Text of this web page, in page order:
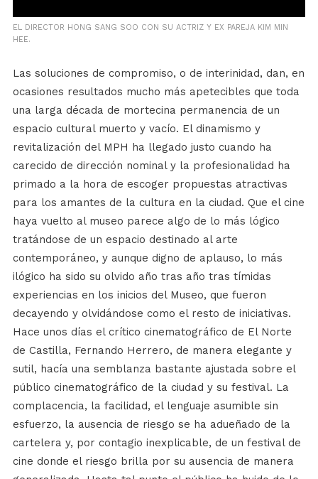
EL DIRECTOR HONG SANG SOO CON SU ACTRIZ Y EX PAREJA KIM MIN
HEE.
Las soluciones de compromiso, o de interinidad, dan, en
ocasiones resultados mucho más apetecibles que toda
una larga década de mortecina permanencia de un
espacio cultural muerto y vacío. El dinamismo y
revitalización del MPH ha llegado justo cuando ha
carecido de dirección nominal y la profesionalidad ha
primado a la hora de escoger propuestas atractivas
para los amantes de la cultura en la ciudad. Que el cine
haya vuelto al museo parece algo de lo más lógico
tratándose de un espacio destinado al arte
contemporáneo, y aunque digno de aplauso, lo más
ilógico ha sido su olvido año tras año tras tímidas
experiencias en los inicios del Museo, que fueron
decayendo y olvidándose como el resto de iniciativas.
Hace unos días el crítico cinematográfico de El Norte
de Castilla, Fernando Herrero, de manera elegante y
sutil, hacía una semblanza bastante ajustada sobre el
público cinematográfico de la ciudad y su festival. La
complacencia, la facilidad, el lenguaje asumible sin
esfuerzo, la ausencia de riesgo se ha adueñado de la
cartelera y, por contagio inexplicable, de un festival de
cine donde el riesgo brilla por su ausencia de manera